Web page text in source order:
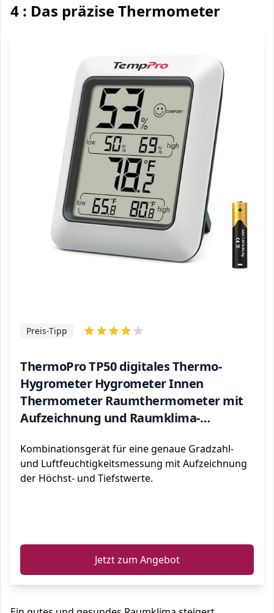
4 : Das präzise Thermometer
ThermoPro TP50 digitales Thermo-
Hygrometer Hygrometer Innen
Thermometer Raumthermometer mit
Aufzeichnung und Raumklima-
Monitor
Preis-Tipp
Kombinationsgerät für eine genaue Gradzahl-
und Luftfeuchtigkeitsmessung mit Aufzeichnung
der Höchst- und Tiefstwerte.
Jetzt zum Angebot